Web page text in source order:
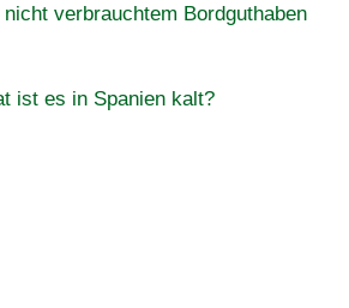
verbrauchtem Bordguthaben
ist es in Spanien kalt?